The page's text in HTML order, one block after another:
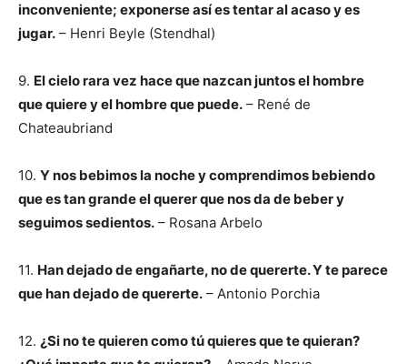
inconveniente; exponerse así es tentar al acaso y es
jugar. – Henri Beyle (Stendhal)
9. El cielo rara vez hace que nazcan juntos el hombre
que quiere y el hombre que puede. – René de
Chateaubriand
10. Y nos bebimos la noche y comprendimos bebiendo
que es tan grande el querer que nos da de beber y
seguimos sedientos. – Rosana Arbelo
11. Han dejado de engañarte, no de quererte. Y te parece
que han dejado de quererte. – Antonio Porchia
12. ¿Si no te quieren como tú quieres que te quieran?